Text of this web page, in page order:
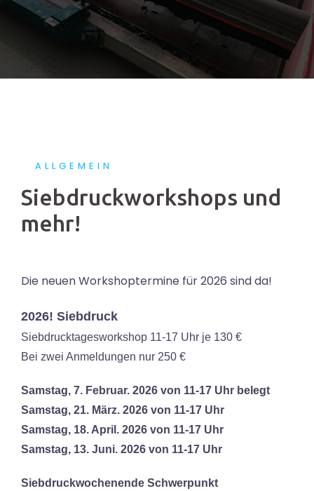
ALLGEMEIN
Siebdruckworkshops und
mehr!
Die neuen Workshoptermine für 2026 sind da!
2026! Siebdruck
Siebdrucktagesworkshop 11-17 Uhr je 130 €
Bei zwei Anmeldungen nur 250 €
Samstag, 7. Februar. 2026 von 11-17 Uhr belegt
Samstag, 21. März. 2026 von 11-17 Uhr
Samstag, 18. April. 2026 von 11-17 Uhr
Samstag, 13. Juni. 2026 von 11-17 Uhr
Siebdruckwochenende Schwerpunkt